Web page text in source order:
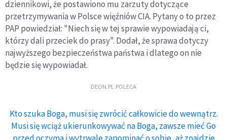
dziennikowi, że postawiono mu zarzuty dotyczące
przetrzymywania w Polsce więźniów CIA. Pytany o to przez
PAP powiedział: "Niech się w tej sprawie wypowiadają ci,
którzy dali przeciek do prasy". Dodał, że sprawa dotyczy
najwyższego bezpieczeństwa państwa i dlatego on nie
będzie się wypowiadał.
DEON.PL POLECA
Kto szuka Boga, musi się zwrócić całkowicie do wewnątrz.
Musi się wciąż ukierunkowywać na Boga, zawsze mieć Go
przed oczyma i wytrwale zapominać o sobie, aż znajdzie